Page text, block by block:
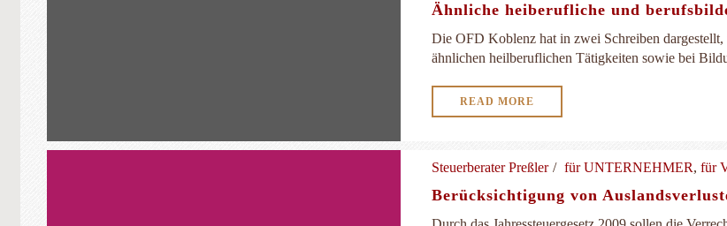
Ähnliche heiberufliche und
Die OFD Koblenz hat in zwei Schreiben
ähnlichen heilberuflichen Tätigkeiten sowie bei
READ MORE
Steuerberater Preßler für UNTERNEHMER, für
Berücksichtigung von